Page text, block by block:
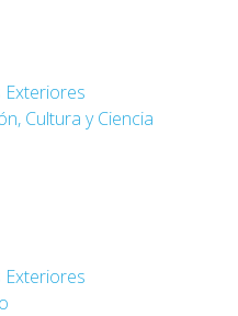
Cultura y Ciencia